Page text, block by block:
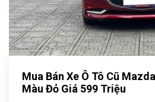
Mua Bán Xe Ô Tô Cũ
Màu Đỏ Giá 599 Triệu